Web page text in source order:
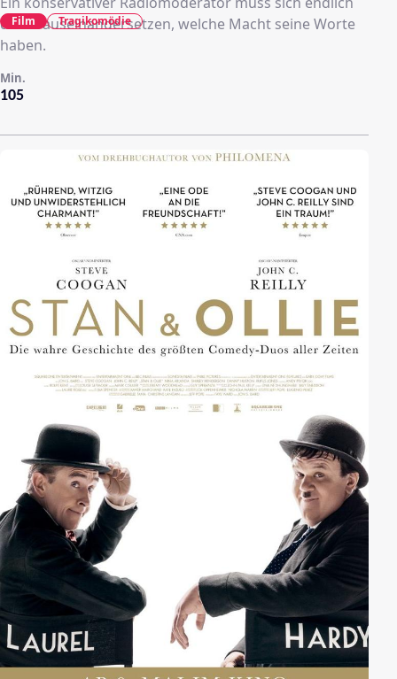
damit auseinandersetzen, welche Macht seine Worte
haben.
105
Min.
Film Tragikomödie